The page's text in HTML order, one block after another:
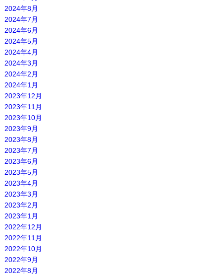
2024年8月
2024年7月
2024年6月
2024年5月
2024年4月
2024年3月
2024年2月
2024年1月
2023年12月
2023年11月
2023年10月
2023年9月
2023年8月
2023年7月
2023年6月
2023年5月
2023年4月
2023年3月
2023年2月
2023年1月
2022年12月
2022年11月
2022年10月
2022年9月
2022年8月